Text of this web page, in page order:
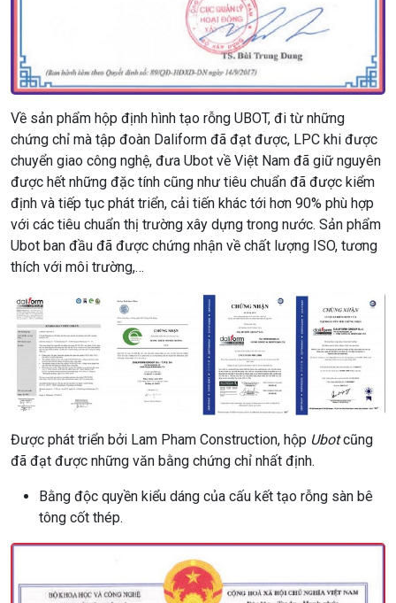
Về sản phẩm hộp định hình tạo rỗng UBOT, đi từ những
chứng chỉ mà tập đoàn Daliform đã đạt được, LPC khi được
chuyển giao công nghệ, đưa Ubot về Việt Nam đã giữ nguyên
được hết những đặc tính cũng như tiêu chuẩn đã được kiểm
định và tiếp tục phát triển, cải tiến khác tới hơn 90% phù hợp
với các tiêu chuẩn thị trường xây dựng trong nước. Sản phẩm
Ubot ban đầu đã được chứng nhận về chất lượng ISO, tương
thích với môi trường,…
Được phát triển bởi Lam Pham Construction, hộp Ubotcũng
đã đạt được những văn bằng chứng chỉ nhất định.
Bằng độc quyền kiểu dáng của cấu kết tạo rỗng sàn bê
tông cốt thép.